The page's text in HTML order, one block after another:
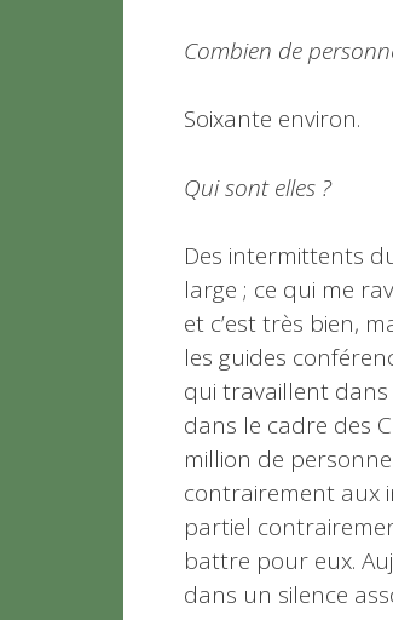
Combien de
Soixante environ.
Qui sont elles ?
Des intermittents
large ; ce qui me
et c’est très bien,
les guides
qui travaillent dans
dans le cadre des
million de
contrairement aux
partiel
battre pour eux.
dans un silence